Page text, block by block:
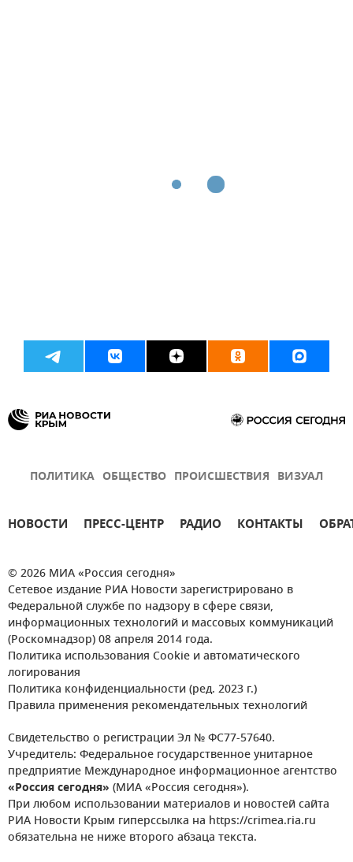
ПОЛИТИКА ОБЩЕСТВО ПРОИСШЕСТВИЯ ВИЗУАЛ
НОВОСТИ ПРЕСС-ЦЕНТР РАДИО КОНТАКТЫ
© 2026 МИА «Россия сегодня»
Сетевое издание РИА Новости зарегистрировано в
Федеральной службе по надзору в сфере связи,
информационных технологий и массовых коммуникаций
(Роскомнадзор) 08 апреля 2014 года.
Политика использования Cookie и автоматического
логирования
Политика конфиденциальности (ред. 2023 г.)
Правила применения рекомендательных технологий
Свидетельство о регистрации Эл № ФС77-57640.
Учредитель: Федеральное государственное унитарное
предприятие Международное информационное агентство
«Россия сегодня» (МИА «Россия сегодня»).
При любом использовании материалов и новостей сайта
РИА Новости Крым гиперссылка на https://crimea.ria.ru
обязательна не ниже второго абзаца текста.